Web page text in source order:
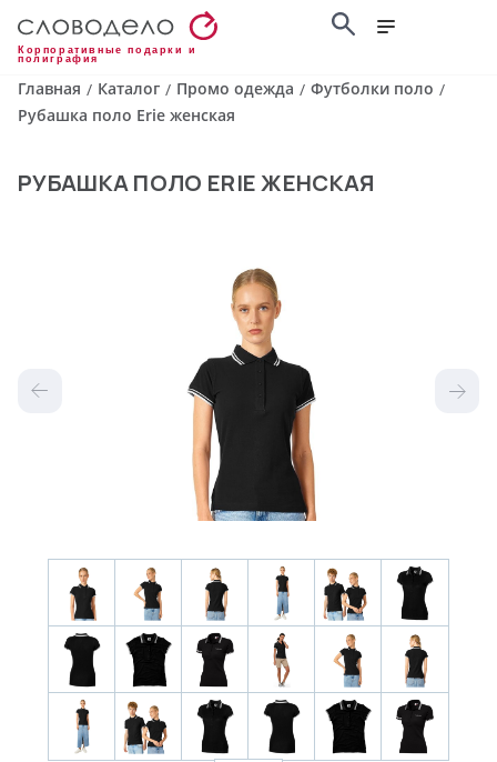
Корпоративные подарки и
полиграфия
Главная / Каталог / Промо одежда / Футболки поло /
Рубашка поло Erie женская
РУБАШКА ПОЛО ERIE ЖЕНСКАЯ